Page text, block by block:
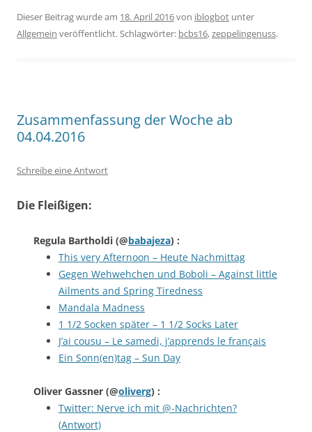
Dieser Beitrag wurde am 18. April 2016von iblogbot unter
Allgemein veröffentlicht. Schlagwörter: bcbs16,zeppelingenuss.
Zusammenfassung der Woche ab
04.04.2016
Schreibe eine Antwort
Die Fleißigen:
Regula Bartholdi (@babajeza) :
This very Afternoon – Heute Nachmittag
Gegen Wehwehchen und Boboli – Against little
Ailments and Spring Tiredness
Mandala Madness
1 1/2 Socken später – 1 1/2 Socks Later
J’ai cousu – Le samedi, j’apprends le français
Ein Sonn(en)tag – Sun Day
Oliver Gassner (@oliverg) :
Twitter: Nerve ich mit @-Nachrichten?
(Antwort)